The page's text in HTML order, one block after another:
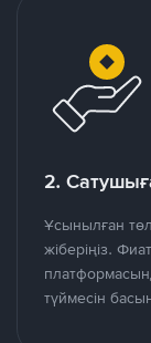
2.
Ұсынылған
жіберіңіз.
түймесін